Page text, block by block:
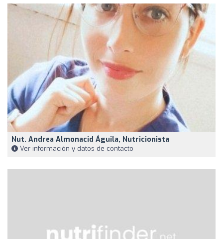
Nut. Andrea Almonacid Águila, Nutricionista
Ver información y datos de contacto